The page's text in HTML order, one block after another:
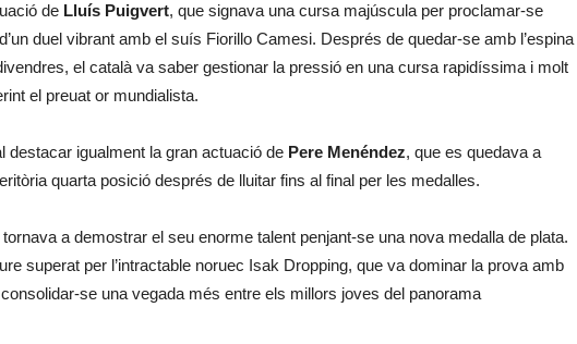
de Lluís Puigvert, que signava una cursa majúscula per proclamar-se
duel vibrant amb el suís Fiorillo Camesi. Després de quedar-se amb l’espina
el català va saber gestionar la pressió en una cursa rapidíssima i molt
el preuat or mundialista.
destacar igualment la gran actuació de Pere Menéndez, que es quedava a
quarta posició després de lluitar fins al final per les medalles.
tornava a demostrar el seu enorme talent penjant-se una nova medalla de plata.
superat per l’intractable noruec Isak Dropping, que va dominar la prova amb
se una vegada més entre els millors joves del panorama